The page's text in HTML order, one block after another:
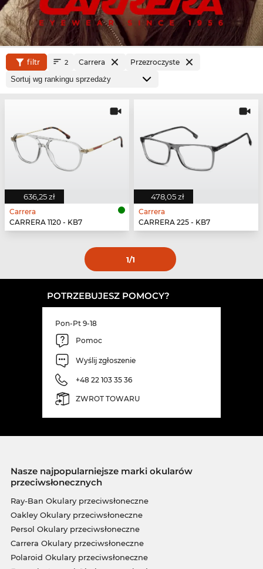
filtr 2 Carrera Przezroczyste
636,25 zł
Carrera
CARRERA 1120 - KB7
478,05 zł
Carrera
CARRERA 225 - KB7
1/1
POTRZEBUJESZ POMOCY?
Pon-Pt 9-18
Pomoc
Wyślij zgłoszenie
+48 22 103 35 36
ZWROT TOWARU
Nasze najpopularniejsze marki okularów
przeciwsłonecznych
Ray-Ban Okulary przeciwsłoneczne
Oakley Okulary przeciwsłoneczne
Persol Okulary przeciwsłoneczne
Carrera Okulary przeciwsłoneczne
Polaroid Okulary przeciwsłoneczne